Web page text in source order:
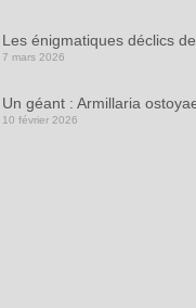
Les énigmatiques déclics
7 mars 2026
Un géant : Armillaria
10 février 2026